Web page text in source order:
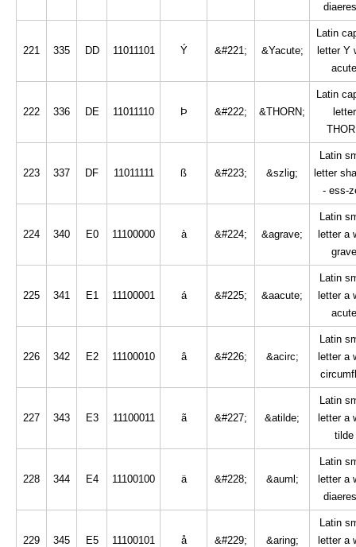
221 335 DD 11011101 Ý &#221; &Yacute;
Latin
letter Y
acute
222 336 DE 11011110 Þ &#222; &THORN;
Latin
letter
223 337 DF 11011111 ß &#223; &szlig;
Latin
letter
- ess-
224 340 E0 11100000 à &#224; &agrave;
Latin
letter a
grave
225 341 E1 11100001 á &#225; &aacute;
Latin
letter a
acute
226 342 E2 11100010 â &#226; &acirc;
Latin
letter a
227 343 E3 11100011 ã &#227; &atilde;
Latin
letter a
tilde
228 344 E4 11100100 ä &#228; &auml;
Latin
letter a
229 345 E5 11100101 å &#229; &aring;
Latin
letter a